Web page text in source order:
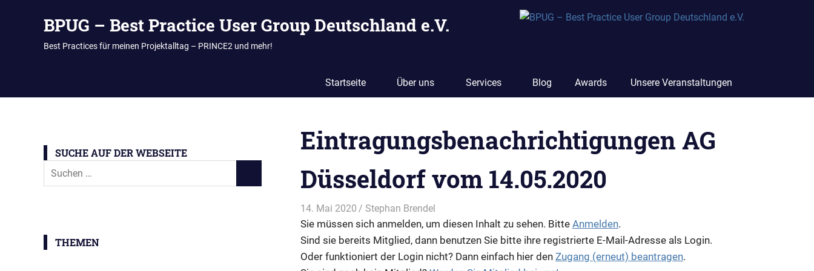
BPUG – Best Practice User Group Deutschland e.V.
Best Practices für meinen Projektalltag – PRINCE2 und mehr!
Startseite Über uns Services Blog Awards Unsere Veranstaltungen
Eintragungsbenachrichtigungen AG
Düsseldorf vom 14.05.2020
14. Mai 2020 Stephan Brendel
Sie müssen sich anmelden, um diesen Inhalt zu sehen. Bitte Anmelden.
Sind sie bereits Mitglied, dann benutzen Sie bitte ihre registrierte E-Mail-Adresse als Login.
Oder funktioniert der Login nicht? Dann einfach hier den Zugang (erneut) beantragen.
SUCHE AUF DER WEBSEITE
Suchen
THEMEN